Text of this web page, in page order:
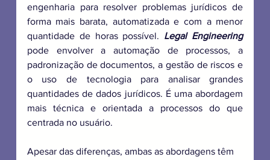
engenharia para resolver problemas jurídicos de
forma mais barata, automatizada e com a menor
quantidade de horas possível. Legal Engineering
pode envolver a automação de processos, a
padronização de documentos, a gestão de riscos e
o uso de tecnologia para analisar grandes
quantidades de dados jurídicos. É uma abordagem
mais técnica e orientada a processos do que
centrada no usuário.
Apesar das diferenças, ambas as abordagens têm